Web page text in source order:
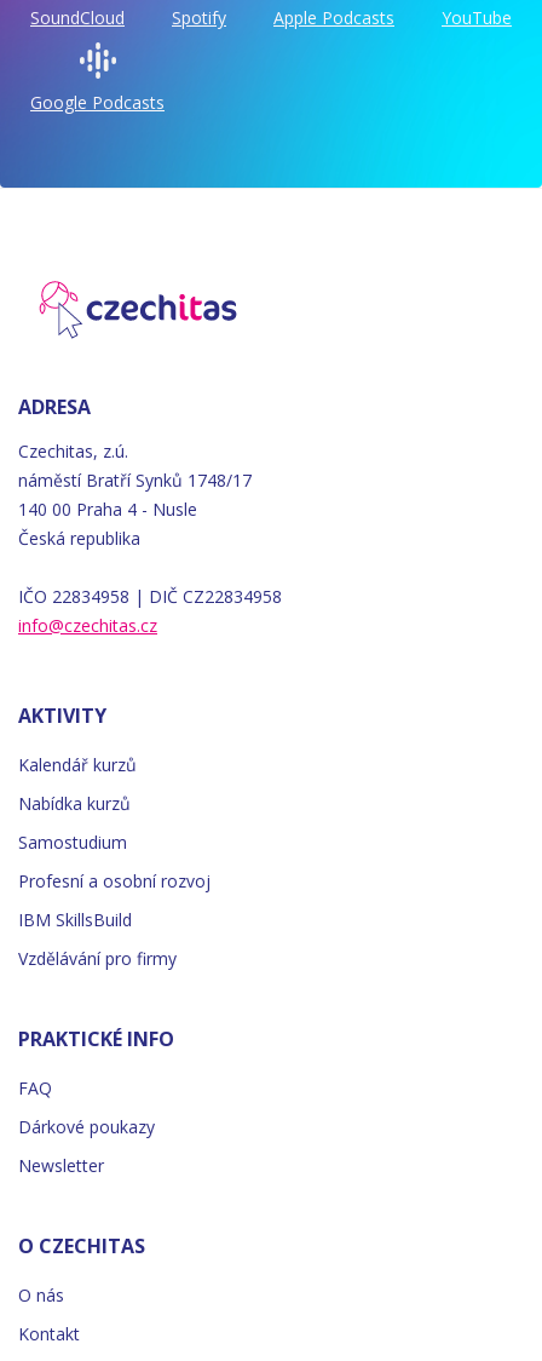
SoundCloud Spotify Apple Podcasts YouTube
Google Podcasts
ADRESA
Czechitas, z.ú.
náměstí Bratří Synků 1748/17
140 00 Praha 4 - Nusle
Česká republika
IČO 22834958 | DIČ CZ22834958
info@czechitas.cz
AKTIVITY
Kalendář kurzů
Nabídka kurzů
Samostudium
Profesní a osobní rozvoj
IBM SkillsBuild
Vzdělávání pro firmy
PRAKTICKÉ INFO
FAQ
Dárkové poukazy
Newsletter
O CZECHITAS
O nás
Kontakt